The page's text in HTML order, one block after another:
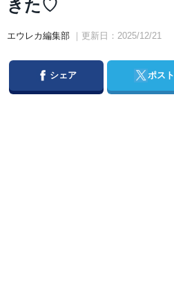
きた♡
エウレカ編集部 ｜更新日：2025/12/21
Facebook
シェア Twitterポスト